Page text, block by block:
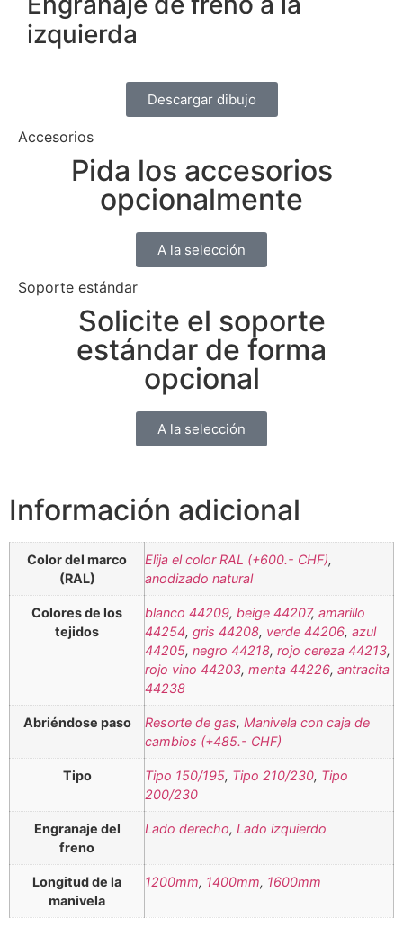
izquierda
Descargar dibujo
Accesorios
Pida los accesorios
opcionalmente
A la selección
Soporte estándar
Solicite el soporte
estándar de forma
opcional
A la selección
Información adicional
Color del marco
(RAL)
Elija el color RAL (+600.- CHF),
anodizado natural
Colores de los
tejidos
blanco 44209, beige 44207, amarillo
44254, gris 44208, verde 44206, azul
44205, negro 44218, rojo cereza 44213,
rojo vino 44203, menta 44226, antracita
44238
Abriéndose paso Resorte de gas, Manivela con caja de
cambios (+485.- CHF)
Tipo Tipo 150/195, Tipo 210/230, Tipo
200/230
Engranaje del
freno
Lado derecho, Lado izquierdo
Longitud de la
manivela
1200mm, 1400mm, 1600mm